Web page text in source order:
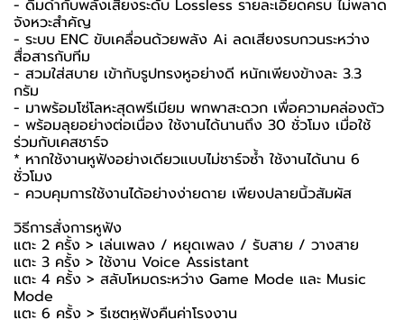
- ดื่มด่ำกับพลังเสียงระดับ Lossless รายละเอียดครบ ไม่พลาด
จังหวะสำคัญ
- ระบบ ENC ขับเคลื่อนด้วยพลัง Ai ลดเสียงรบกวนระหว่าง
สื่อสารกับทีม
- สวมใส่สบาย เข้ากับรูปทรงหูอย่างดี หนักเพียงข้างละ 3.3
กรัม
- มาพร้อมโซ่โลหะสุดพรีเมียม พกพาสะดวก เพื่อความคล่องตัว
- พร้อมลุยอย่างต่อเนื่อง ใช้งานได้นานถึง 30 ชั่วโมง เมื่อใช้
ร่วมกับเคสชาร์จ
* หากใช้งานหูฟังอย่างเดียวแบบไม่ชาร์จซ้ำ ใช้งานได้นาน 6
ชั่วโมง
- ควบคุมการใช้งานได้อย่างง่ายดาย เพียงปลายนิ้วสัมผัส
วิธีการสั่งการหูฟัง
แตะ 2 ครั้ง > เล่นเพลง / หยุดเพลง / รับสาย / วางสาย
แตะ 3 ครั้ง > ใช้งาน Voice Assistant
แตะ 4 ครั้ง > สลับโหมดระหว่าง Game Mode และ Music
Mode
แตะ 6 ครั้ง > รีเซตหูฟังคืนค่าโรงงาน